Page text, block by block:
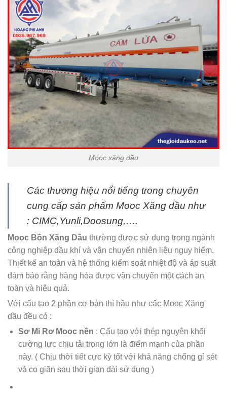
Mooc xăng dầu
Các thương hiệu nổi tiếng trong chuyên
cung cấp sản phẩm Mooc Xăng dầu như
: CIMC,Yunli,Doosung,….
Mooc Bồn Xăng Dầu thường được sử dụng trong ngành
công nghiệp dầu khí và vận chuyển nhiên liệu nguy hiểm.
Thiết kế an toàn và hệ thống kiểm soát nhiệt độ và áp suất
đảm bảo rằng hàng hóa được vận chuyển một cách an
toàn và hiệu quả.
Với cấu tạo 2 phần cơ bản thì hầu như cấc Mooc Xăng
dầu đều có :
Sơ Mi Rơ Mooc nền : Cấu tạo với thép nguyên khối
cường lực chịu tải trọng lớn là điểm mạnh của phần
này. ( Chịu thời tiết cực kỳ tốt với khả năng chống gỉ sét
và co giãn sau thời gian dài sử dụng )